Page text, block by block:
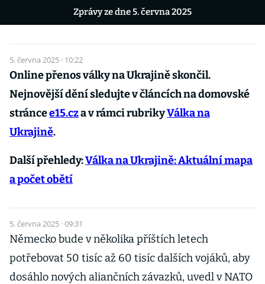
Zprávy ze dne 5. června 2025
5. června 2025 · 10:22
Online přenos války na Ukrajině skončil.
Nejnovější dění sledujte v článcích na domovské
stráncee15.cza v rámci rubrikyVálka na
Ukrajině.
Další přehledy:Válka na Ukrajině: Aktuální mapa
a počet obětí
5. června 2025 · 09:31
Německo bude v několika příštích letech
potřebovat 50 tisíc až 60 tisíc dalších vojáků, aby
dosáhlo nových aliančních závazků, uvedl v NATO